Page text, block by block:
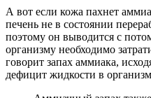
А вот если кожа пахнет
печень не в состоянии
поэтому он выводится с
организму необходимо
говорит запах аммиака,
дефицит жидкости в